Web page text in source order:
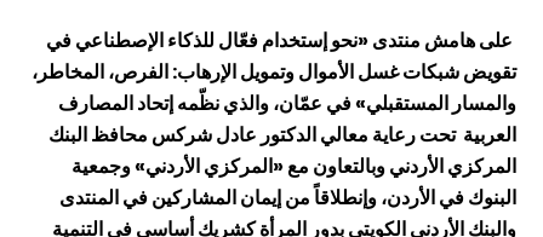
على هامش منتدى «نحو إستخدام فعّال للذكاء الإصطناعي في
تقويض شبكات غسل الأموال وتمويل الإرهاب: الفرص، المخاطر،
والمسار المستقبلي» في عمّان، والذي نظّمه إتحاد المصارف
العربية تحت رعاية معالي الدكتور عادل شركس محافظ البنك
المركزي الأردني وبالتعاون مع «المركزي الأردني» وجمعية
البنوك في الأردن، وإنطلاقاً من إيمان المشاركين في المنتدى
والبنك الأردني الكويتي بدور المرأة كشريك أساسي في التنمية